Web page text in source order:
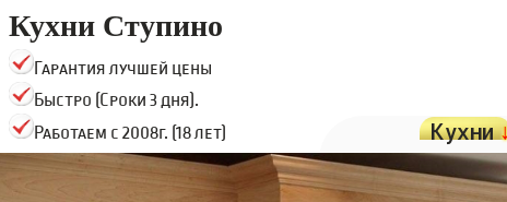
Кухни Ступино
Гарантия лучшей цены
Быстро (Сроки 3 дня).
Работаем с 2008г. (18 лет)
Кухни